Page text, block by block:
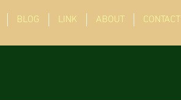
BLOG LINK ABOUT CONTACT